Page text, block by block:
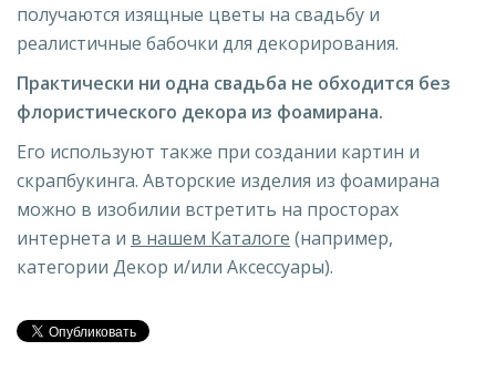
получаются изящные цветы на свадьбу и
реалистичные бабочки для декорирования.
Практически ни одна свадьба не обходится без
флористического декора из фоамирана.
Его используют также при создании картин и
скрапбукинга. Авторские изделия из фоамирана
можно в изобилии встретить на просторах
интернета и в нашем Каталоге (например,
категории Декор и/или Аксессуары).